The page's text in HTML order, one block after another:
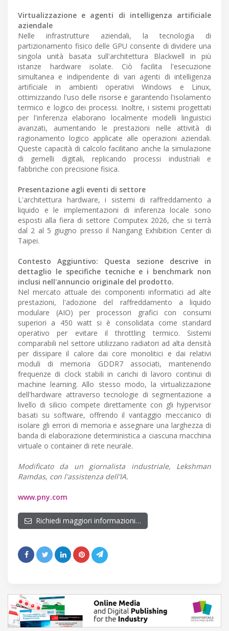
Virtualizzazione e agenti di intelligenza artificiale
aziendale
Nelle infrastrutture aziendali, la tecnologia di
partizionamento fisico delle GPU consente di dividere una
singola unità basata sull'architettura Blackwell in più
istanze hardware isolate. Ciò facilita l'esecuzione
simultanea e indipendente di vari agenti di intelligenza
artificiale in ambienti operativi Windows e Linux,
ottimizzando l'uso delle risorse e garantendo l'isolamento
termico e logico dei processi. Inoltre, i sistemi progettati
per l'inferenza elaborano localmente modelli linguistici
avanzati, aumentando le prestazioni nelle attività di
ragionamento logico applicate alle operazioni aziendali.
Queste capacità di calcolo facilitano anche la simulazione
di gemelli digitali, replicando processi industriali e
fabbriche con precisione fisica.
Presentazione agli eventi di settore
L'architettura hardware, i sistemi di raffreddamento a
liquido e le implementazioni di inferenza locale sono
esposti alla fiera di settore Computex 2026, che si terrà
dal 2 al 5 giugno presso il Nangang Exhibition Center di
Taipei.
Contesto Aggiuntivo: Questa sezione descrive in
dettaglio le specifiche tecniche e i benchmark non
inclusi nell'annuncio originale del prodotto.
Nel mercato attuale dei componenti informatici ad alte
prestazioni, l'adozione del raffreddamento a liquido
modulare (AIO) per processori grafici con consumi
superiori a 450 watt si è consolidata come standard
operativo per evitare il throttling termico. Sistemi
comparabili nel settore utilizzano radiatori ad alta densità
per dissipare il calore dai core monolitici e dai relativi
moduli di memoria GDDR7 associati, mantenendo
frequenze di clock stabili in carichi di lavoro continui di
machine learning. Allo stesso modo, la virtualizzazione
dell'hardware attraverso tecnologie di segmentazione a
livello di silicio compete direttamente con gli hypervisor
basati su software, offrendo il vantaggio meccanico di
isolare gli errori di memoria e assegnare una larghezza di
banda di elaborazione deterministica a ciascuna macchina
virtuale o container di rete neurale.
Modificato da un giornalista industriale, Lekshman
Ramdas, con l'assistenza dell'IA.
www.pny.com
Richiedi maggiori informazioni…